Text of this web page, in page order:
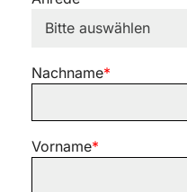
Nachname*
Vorname*